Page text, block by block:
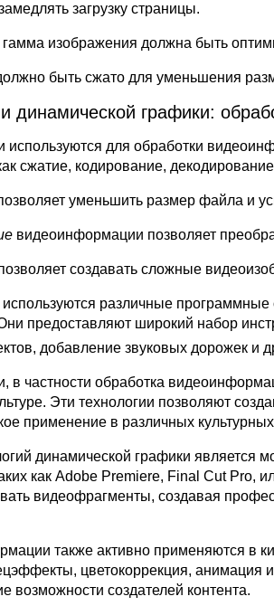
загрузку страницы.
гамма изображения должна быть
быть сжато для уменьшения
динамической графики:
используются для обработки
сжатие, кодирование,
уменьшить размер файла и
видеоинформации позволяет
создавать сложные
различные программные
предоставляют широкий набор
добавление звуковых дорожек и
в частности обработка
Эти технологии позволяют
применение в различных
динамической графики является
как Adobe Premiere, Final Cut Pro,
видеофрагменты, создавая
также активно применяются в
цветокоррекция, анимация
возможности создателей контента.